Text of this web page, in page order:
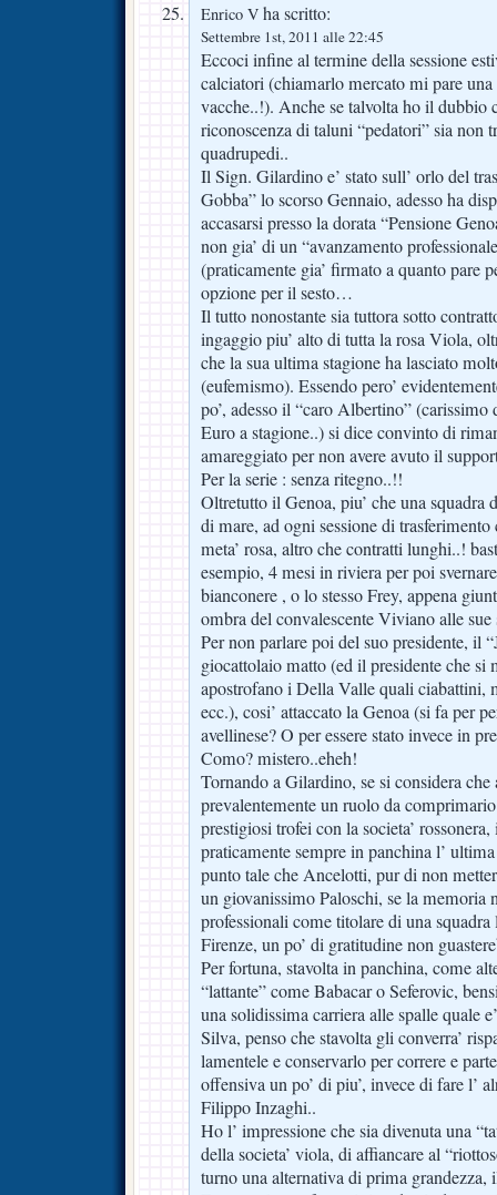
Enrico V ha scritto:
Settembre 1st, 2011 alle 22:45
Eccoci infine al termine della sessione
calciatori (chiamarlo mercato mi pare
vacche..!). Anche se talvolta ho il dubbio
riconoscenza di taluni “pedatori” sia non
quadrupedi..
Il Sign. Gilardino e’ stato sull’ orlo del
Gobba” lo scorso Gennaio, adesso ha
accasarsi presso la dorata “Pensione
non gia’ di un “avanzamento
(praticamente gia’ firmato a quanto pare
opzione per il sesto…
Il tutto nonostante sia tuttora sotto
ingaggio piu’ alto di tutta la rosa Viola,
che la sua ultima stagione ha lasciato
(eufemismo). Essendo pero’
po’, adesso il “caro Albertino”
Euro a stagione..) si dice convinto di
amareggiato per non avere avuto il
Per la serie : senza ritegno..!!
Oltretutto il Genoa, piu’ che una squadra
di mare, ad ogni sessione di
meta’ rosa, altro che contratti lunghi..!
esempio, 4 mesi in riviera per poi
bianconere , o lo stesso Frey, appena
ombra del convalescente Viviano alle sue
Per non parlare poi del suo presidente, il
giocattolaio matto (ed il presidente che si
apostrofano i Della Valle quali ciabattini,
ecc.), cosi’ attaccato la Genoa (si fa per
avellinese? O per essere stato invece in
Como? mistero..eheh!
Tornando a Gilardino, se si considera
prevalentemente un ruolo da
prestigiosi trofei con la societa’
praticamente sempre in panchina l’
punto tale che Ancelotti, pur di non
un giovanissimo Paloschi, se la memoria
professionali come titolare di una
Firenze, un po’ di gratitudine non
Per fortuna, stavolta in panchina, come
“lattante” come Babacar o Seferovic,
una solidissima carriera alle spalle quale
Silva, penso che stavolta gli converra’
lamentele e conservarlo per correre e
offensiva un po’ di piu’, invece di fare l’
Filippo Inzaghi..
Ho l’ impressione che sia divenuta una
della societa’ viola, di affiancare al
turno una alternativa di prima grandezza,